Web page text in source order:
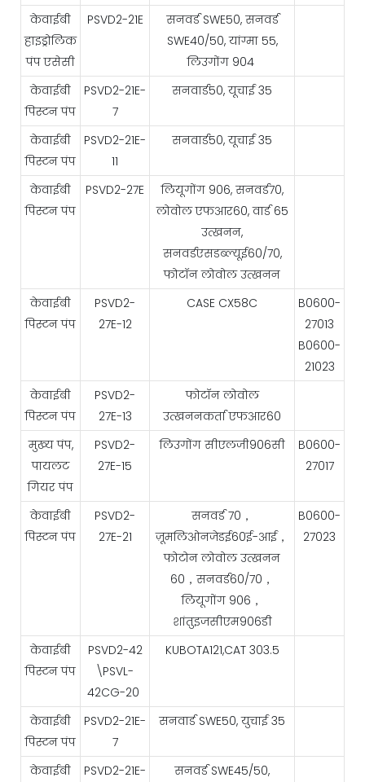
केवाईबी
हाइड्रोलिक
पंप एसेसी
PSVD2-21E
सनवर्ड SWE50, सनवर्ड
SWE40/50, यांग्मा 55,
लिउगोंग 904
केवाईबी
पिस्टन पंप
PSVD2-21E-
7
सनवार्ड50, यूचाई 35
केवाईबी
पिस्टन पंप
PSVD2-21E-
11
सनवार्ड50, यूचाई 35
केवाईबी
पिस्टन पंप
PSVD2-27E
लियूगोंग 906, सनवर्ड70,
लोवोल एफआर60, वार्ड 65
उत्खनन,
सनवर्डएसडब्ल्यूई60/70,
फोटॉन लोवोल उत्खनन
केवाईबी
पिस्टन पंप
PSVD2-
27E-12
CASE CX58C
B0600-
27013
B0600-
21023
केवाईबी
पिस्टन पंप
PSVD2-
27E-13
फोटॉन लोवोल
उत्खननकर्ता एफआर60
मुख्य पंप,
पायलट
गियर पंप
PSVD2-
27E-15
लिउगोंग सीएलजी906सी
B0600-
27017
केवाईबी
पिस्टन पंप
PSVD2-
27E-21
सनवर्ड 70，
ज़ूमलिओनजेडई60ई-आई，
फोटोन लोवोल उत्खनन
60，सनवर्ड60/70，
लियूगोंग 906，
शांतुइजसीएम906डी
B0600-
27023
केवाईबी
पिस्टन पंप
PSVD2-42
\PSVL-
42CG-20
KUBOTA121,CAT 303.5
केवाईबी
पिस्टन पंप
PSVD2-21E-
7
सनवार्ड SWE50, युचाई 35
केवाईबी
PSVD2-21E-
सनवर्ड SWE45/50,